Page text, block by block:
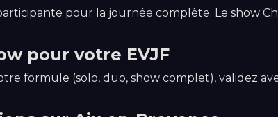
pour la journée complète. Le show
pour votre EVJF
formule (solo, duo, show complet), validez